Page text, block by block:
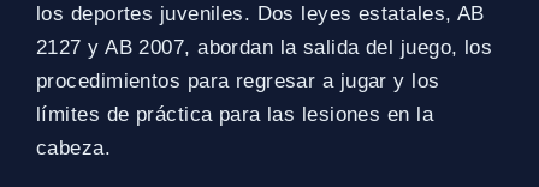
los deportes juveniles. Dos leyes estatales, AB
2127 y AB 2007, abordan la salida del juego, los
procedimientos para regresar a jugar y los
límites de práctica para las lesiones en la
cabeza.